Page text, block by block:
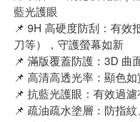
藍光護眼
📌 9H 高硬度防刮：有效
刀等），守護螢幕如新
📌 滿版覆蓋防護：3D 曲
📌 高清高透光率：顯色
📌 抗藍光護眼：有效過
📌 疏油疏水塗層：防指